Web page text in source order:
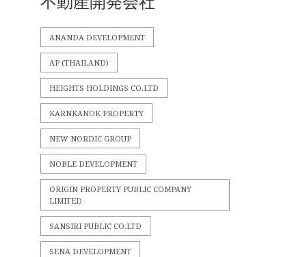
ANANDA DEVELOPMENT
AP (THAILAND)
HEIGHTS HOLDINGS CO.LTD
KARNKANOK PROPERTY
NEW NORDIC GROUP
NOBLE DEVELOPMENT
ORIGIN PROPERTY PUBLIC COMPANY
LIMITED
SANSIRI PUBLIC CO.LTD
SENA DEVELOPMENT